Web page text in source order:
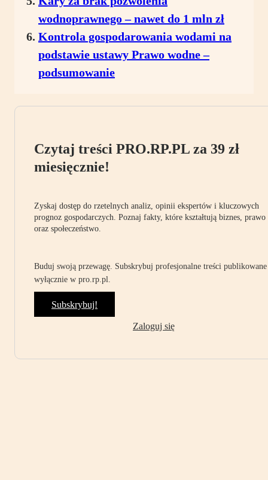
wodnoprawnego – nawet do 1 mln zł
Kontrola gospodarowania wodami na
podstawie ustawy Prawo wodne –
podsumowanie
Czytaj treści PRO.RP.PL za 39 zł
miesięcznie!
Zyskaj dostęp do rzetelnych analiz, opinii ekspertów i kluczowych
prognoz gospodarczych. Poznaj fakty, które kształtują biznes, prawo
oraz społeczeństwo.
Buduj swoją przewagę. Subskrybuj profesjonalne treści publikowane
wyłącznie w pro.rp.pl.
Subskrybuj!
Zaloguj się